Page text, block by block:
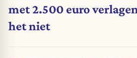
met 2.500 euro
het niet